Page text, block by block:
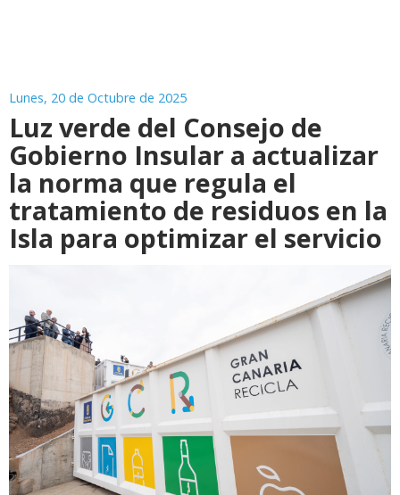
Lunes, 20 de Octubre de 2025
Luz verde del Consejo de
Gobierno Insular a actualizar
la norma que regula el
tratamiento de residuos en la
Isla para optimizar el servicio